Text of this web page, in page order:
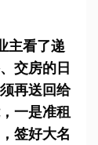
主看了递
交房的日
再送回给
一是准租
签好大名